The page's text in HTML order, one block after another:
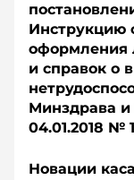
Инструкцию
оформления
и справок о
Минздрава
04.01.2018 №
Новации